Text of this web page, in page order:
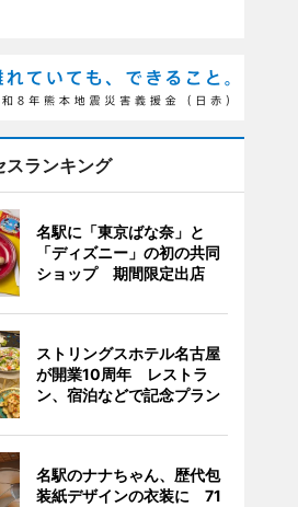
スランキング
名駅に「東京ばな奈」と
「ディズニー」の初の共同
ショップ 期間限定出店
ストリングスホテル名古屋
が開業10周年 レストラ
ン、宿泊などで記念プラン
名駅のナナちゃん、歴代包
装紙デザインの衣装に 71